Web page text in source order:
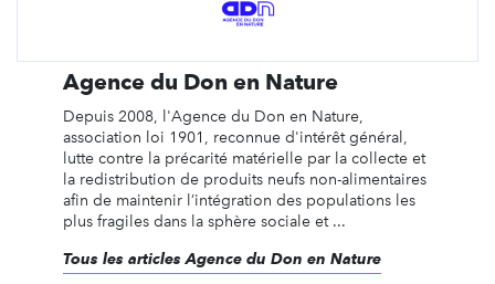
Agence du Don en Nature
Depuis 2008, l'Agence du Don en Nature,
association loi 1901, reconnue d'intérêt général,
lutte contre la précarité matérielle par la collecte et
la redistribution de produits neufs non-alimentaires
afin de maintenir l’intégration des populations les
plus fragiles dans la sphère sociale et ...
Tous les articles Agence du Don en Nature